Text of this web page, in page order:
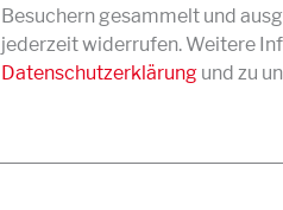
Besuchern gesammelt und
jederzeit widerrufen. Weitere
Datenschutzerklärung und zu